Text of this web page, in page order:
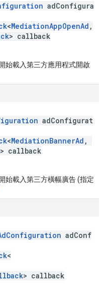
adConfigura
<MediationAppOpenAd ,
> callback
始載入第三方應用程式開啟
adConfigurat
<MediationBannerAd ,
> callback
始載入第三方橫幅廣告 (指定
adConf
<
> callback